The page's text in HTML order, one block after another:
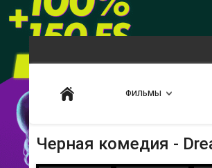
ФИЛЬМЫ
Черная комедия -